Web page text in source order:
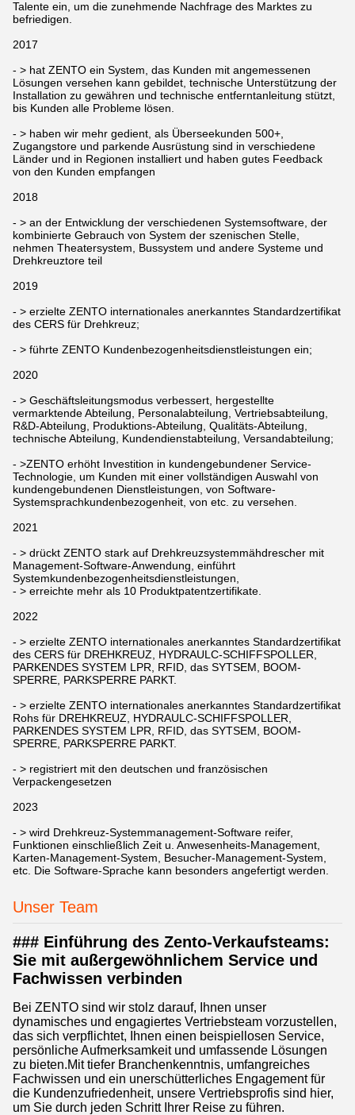
Talente ein, um die zunehmende Nachfrage des Marktes zu
befriedigen.
2017
- > hat ZENTO ein System, das Kunden mit angemessenen
Lösungen versehen kann gebildet, technische Unterstützung der
Installation zu gewähren und technische entferntanleitung stützt,
bis Kunden alle Probleme lösen.
- > haben wir mehr gedient, als Überseekunden 500+,
Zugangstore und parkende Ausrüstung sind in verschiedene
Länder und in Regionen installiert und haben gutes Feedback
von den Kunden empfangen
2018
- > an der Entwicklung der verschiedenen Systemsoftware, der
kombinierte Gebrauch von System der szenischen Stelle,
nehmen Theatersystem, Bussystem und andere Systeme und
Drehkreuztore teil
2019
- > erzielte ZENTO internationales anerkanntes Standardzertifikat
des CERS für Drehkreuz;
- > führte ZENTO Kundenbezogenheitsdienstleistungen ein;
2020
- > Geschäftsleitungsmodus verbessert, hergestellte
vermarktende Abteilung, Personalabteilung, Vertriebsabteilung,
R&D-Abteilung, Produktions-Abteilung, Qualitäts-Abteilung,
technische Abteilung, Kundendienstabteilung, Versandabteilung;
- >ZENTO erhöht Investition in kundengebundener Service-
Technologie, um Kunden mit einer vollständigen Auswahl von
kundengebundenen Dienstleistungen, von Software-
Systemsprachkundenbezogenheit, von etc. zu versehen.
2021
- > drückt ZENTO stark auf Drehkreuzsystemmähdrescher mit
Management-Software-Anwendung, einführt
Systemkundenbezogenheitsdienstleistungen,
- > erreichte mehr als 10 Produktpatentzertifikate.
2022
- > erzielte ZENTO internationales anerkanntes Standardzertifikat
des CERS für DREHKREUZ, HYDRAULC-SCHIFFSPOLLER,
PARKENDES SYSTEM LPR, RFID, das SYTSEM, BOOM-
SPERRE, PARKSPERRE PARKT.
- > erzielte ZENTO internationales anerkanntes Standardzertifikat
Rohs für DREHKREUZ, HYDRAULC-SCHIFFSPOLLER,
PARKENDES SYSTEM LPR, RFID, das SYTSEM, BOOM-
SPERRE, PARKSPERRE PARKT.
- > registriert mit den deutschen und französischen
Verpackengesetzen
2023
- > wird Drehkreuz-Systemmanagement-Software reifer,
Funktionen einschließlich Zeit u. Anwesenheits-Management,
Karten-Management-System, Besucher-Management-System,
etc. Die Software-Sprache kann besonders angefertigt werden.
Unser Team
### Einführung des Zento-Verkaufsteams:
Sie mit außergewöhnlichem Service und
Fachwissen verbinden
Bei ZENTO sind wir stolz darauf, Ihnen unser
dynamisches und engagiertes Vertriebsteam vorzustellen,
das sich verpflichtet, Ihnen einen beispiellosen Service,
persönliche Aufmerksamkeit und umfassende Lösungen
zu bieten.Mit tiefer Branchenkenntnis, umfangreiches
Fachwissen und ein unerschütterliches Engagement für
die Kundenzufriedenheit, unsere Vertriebsprofis sind hier,
um Sie durch jeden Schritt Ihrer Reise zu führen.